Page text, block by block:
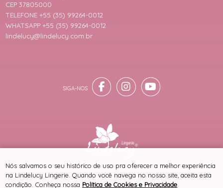
CEP 37805000
TELEFONE +55 (35) 99264-0012
WHATSAPP +55 (35) 99264-0012
lindelucy@lindelucy.com.br
® TODOS DIREITOS RESERVADOS
Nós salvamos o seu histórico de uso pra oferecer a melhor experiência
na Lindelucy Lingerie. Quando você navega no nosso site, aceita esta
condição. Conheça nossa Política de Cookies e Privacidade